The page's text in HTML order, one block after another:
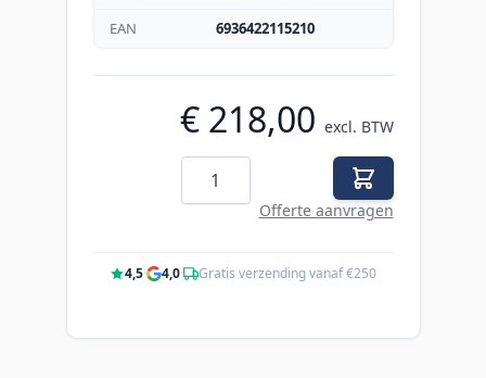
EAN
6936422115210
€ 218,00 excl. BTW
Aantal
Offerte aanvragen
4,5· 4,0· Gratis verzending vanaf €250